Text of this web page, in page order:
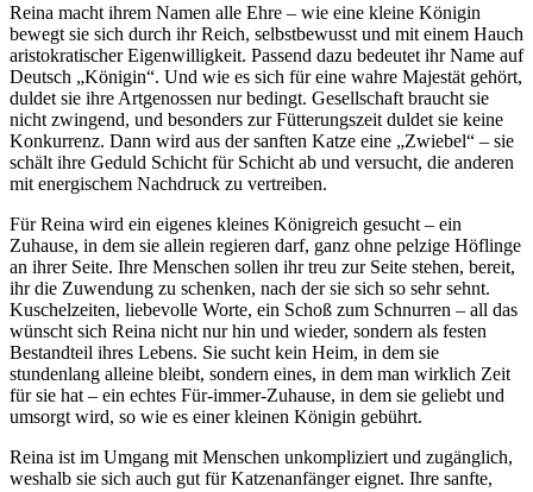
Reina macht ihrem Namen alle Ehre – wie eine kleine Königin
bewegt sie sich durch ihr Reich, selbstbewusst und mit einem Hauch
aristokratischer Eigenwilligkeit. Passend dazu bedeutet ihr Name auf
Deutsch „Königin“. Und wie es sich für eine wahre Majestät gehört,
duldet sie ihre Artgenossen nur bedingt. Gesellschaft braucht sie
nicht zwingend, und besonders zur Fütterungszeit duldet sie keine
Konkurrenz. Dann wird aus der sanften Katze eine „Zwiebel“ – sie
schält ihre Geduld Schicht für Schicht ab und versucht, die anderen
mit energischem Nachdruck zu vertreiben.
Für Reina wird ein eigenes kleines Königreich gesucht – ein
Zuhause, in dem sie allein regieren darf, ganz ohne pelzige Höflinge
an ihrer Seite. Ihre Menschen sollen ihr treu zur Seite stehen, bereit,
ihr die Zuwendung zu schenken, nach der sie sich so sehr sehnt.
Kuschelzeiten, liebevolle Worte, ein Schoß zum Schnurren – all das
wünscht sich Reina nicht nur hin und wieder, sondern als festen
Bestandteil ihres Lebens. Sie sucht kein Heim, in dem sie
stundenlang alleine bleibt, sondern eines, in dem man wirklich Zeit
für sie hat – ein echtes Für-immer-Zuhause, in dem sie geliebt und
umsorgt wird, so wie es einer kleinen Königin gebührt.
Reina ist im Umgang mit Menschen unkompliziert und zugänglich,
weshalb sie sich auch gut für Katzenanfänger eignet. Ihre sanfte,